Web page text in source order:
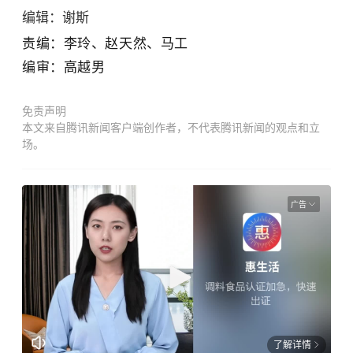
编辑：谢斯
责编：李玲、赵天然、马工
编审：高越男
免责声明
本文来自腾讯新闻客户端创作者，不代表腾讯新闻的观点和立
场。
广告
了解详情